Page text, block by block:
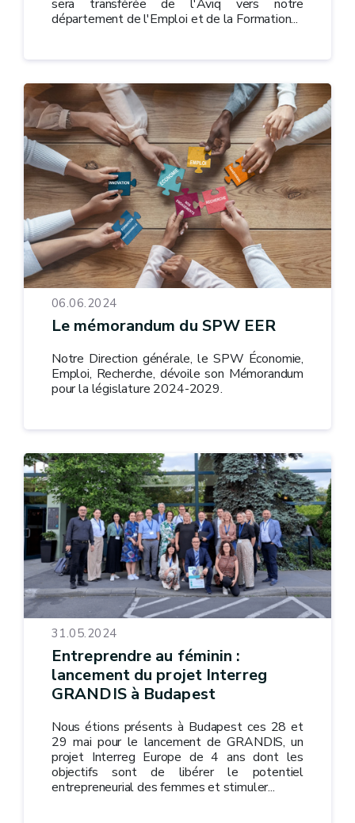
sera transférée de l'Aviq vers notre
département de l'Emploi et de la Formation...
06.06.2024
Le mémorandum du SPW EER
Notre Direction générale, le SPW Économie,
Emploi, Recherche, dévoile son Mémorandum
pour la législature 2024-2029.
31.05.2024
Entreprendre au féminin :
lancement du projet Interreg
GRANDIS à Budapest
Nous étions présents à Budapest ces 28 et
29 mai pour le lancement de GRANDIS, un
projet Interreg Europe de 4 ans dont les
objectifs sont de libérer le potentiel
entrepreneurial des femmes et stimuler...